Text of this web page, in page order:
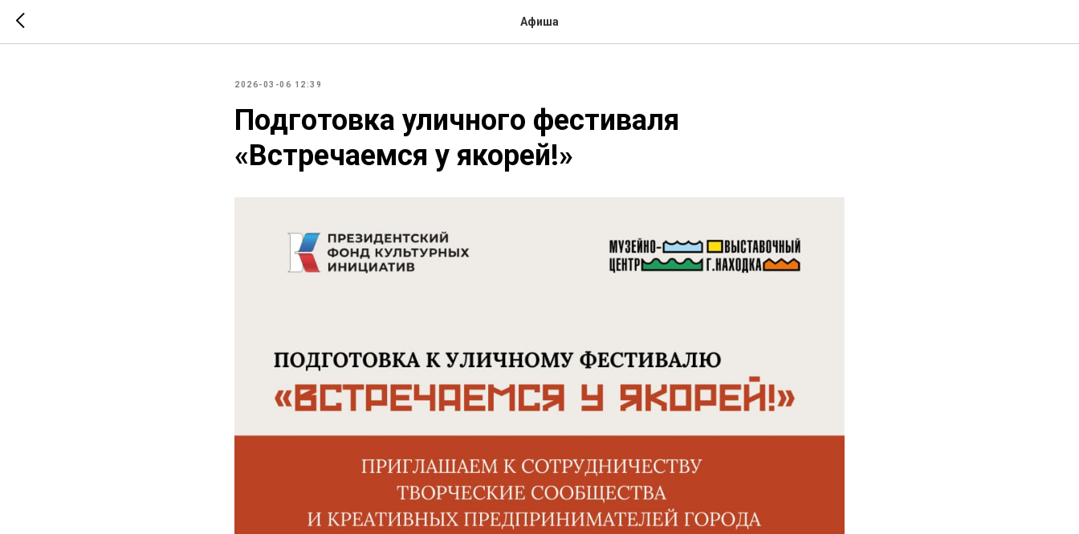
Афиша
2026-03-06 12:39
Подготовка уличного фестиваля
«Встречаемся у якорей!»